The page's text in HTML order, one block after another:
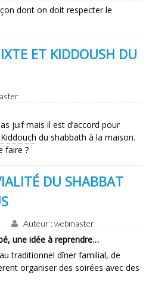
dont on doit respecter le
ET KIDDOUSH DU
juif mais il est d’accord pour
Kiddouch du shabbath à la maison.
faire ?
DU SHABBAT
Auteur : webmaster
une idée à reprendre…
traditionnel dîner familial, de
organiser des soirées avec des